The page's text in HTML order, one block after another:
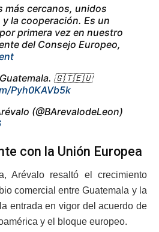
más cercanos, unidos
la cooperación. Es un
primera vez en nuestro
del Consejo Europeo,
Guatemala. 🇬🇹🇪🇺
Pyh0KAVb5k
(@BArevalodeLeon)
con la Unión Europea
Arévalo resaltó el crecimiento
comercial entre Guatemala y la
entrada en vigor del acuerdo de
y el bloque europeo.